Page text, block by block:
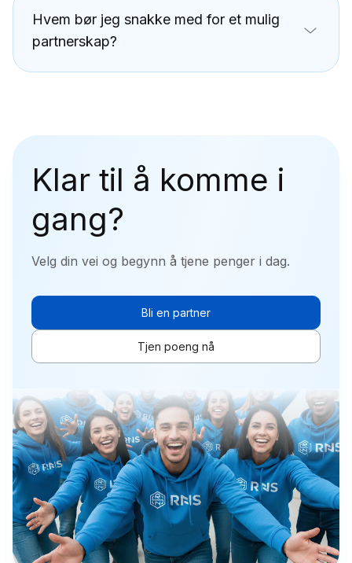
Hvem bør jeg snakke med for et mulig
partnerskap?
eller kontakt vår globale BD på Telegram: @lukerns
Klar til å komme i
gang?
Velg din vei og begynn å tjene penger i dag.
Bli en partner
Tjen poeng nå